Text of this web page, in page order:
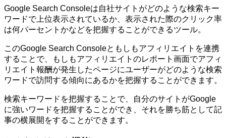
Google Search Consoleは自社サイトがどのような検索キー
ワードで上位表示されているか、表示された際のクリック率
は何パーセントかなどを把握することができるツール。
このGoogle Search Consoleともしもアフィリエイトを連携
することで、もしもアフィリエイトのレポート画面でアフィ
リエイト報酬が発生したページにユーザーがどのような検索
ワードで訪問する傾向にあるかを把握することができます。
検索キーワードを把握することで、自分のサイトがGoogle
に強いワードを把握することができ、それを勝ち筋として記
事の横展開をすることができます。